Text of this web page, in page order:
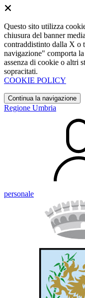
Questo sito utilizza
chiusura del banner
contraddistinto dalla X o
navigazione" comporta
assenza di cookie o altri
sopracitati.
COOKIE POLICY
Continua la navigazione
Regione Umbria
personale